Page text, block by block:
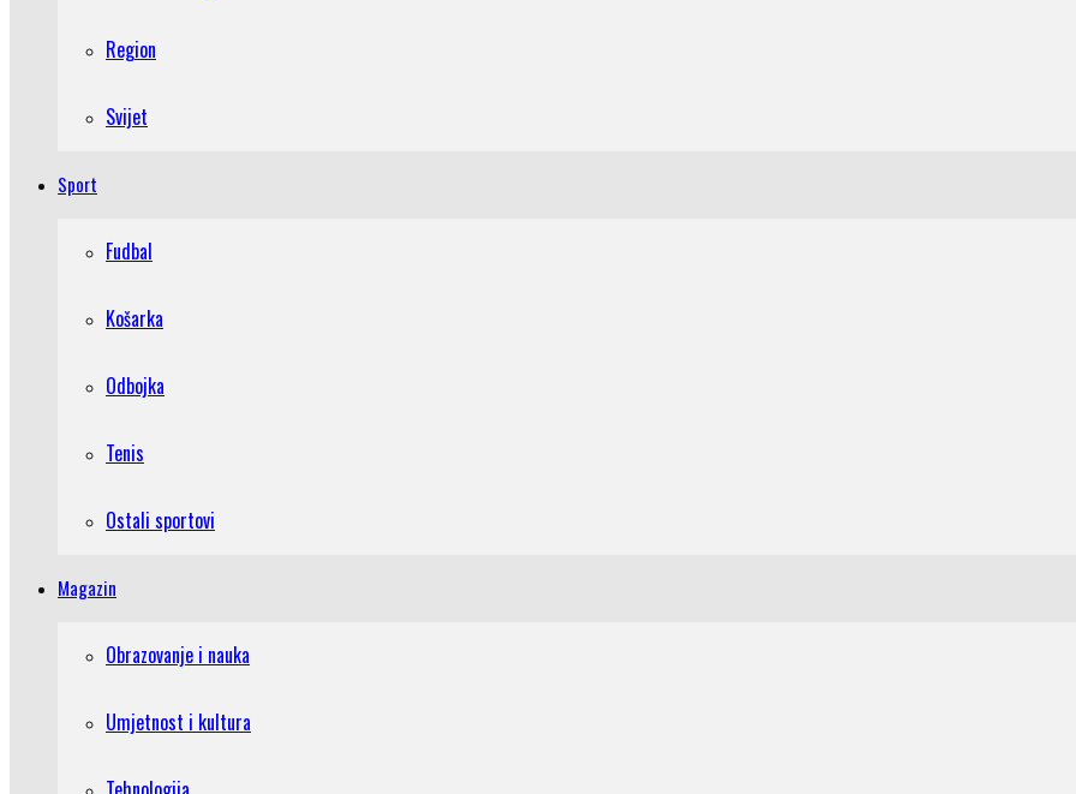
Region
Svijet
Sport
Fudbal
Košarka
Odbojka
Tenis
Ostali sportovi
Magazin
Obrazovanje i nauka
Umjetnost i kultura